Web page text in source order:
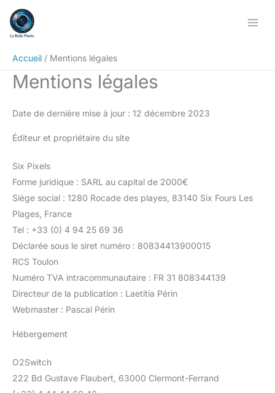
contenu
Accueil
Mentions légales
Mentions légales
Date de dernière mise à jour : 12 décembre 2023
Éditeur et propriétaire du site
Six Pixels
Forme juridique : SARL au capital de 2000€
Siège social : 1280 Rocade des playes, 83140 Six Fours Les
Plages, France
Tel : +33 (0) 4 94 25 69 36
Déclarée sous le siret numéro : 80834413900015
RCS Toulon
Numéro TVA intracommunautaire : FR 31 808344139
Directeur de la publication : Laetitia Périn
Webmaster : Pascal Périn
Hébergement
O2Switch
222 Bd Gustave Flaubert, 63000 Clermont-Ferrand